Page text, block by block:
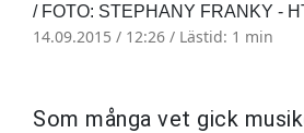
/ FOTO: STEPHANY FRANKY -
14.09.2015 / 12:26 / Lästid: 1 min
Som många vet gick